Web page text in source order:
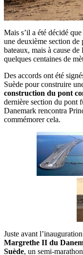
Mais s’il a été décidé
une deuxième section de
bateaux, mais à cause de
quelques centaines de
Des accords ont été
Suède pour construire
construction du pont
dernière section du pont
Danemark rencontra
commémorer cela.
Juste avant
Margrethe II du
Suède, un semi-